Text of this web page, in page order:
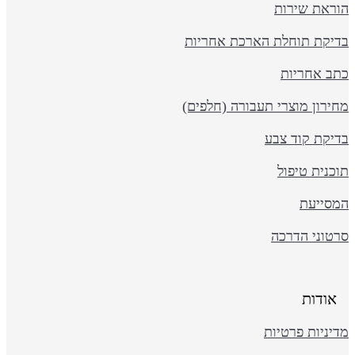
שירות
תוחלת הארכת אחריות
אחריות
מוצרי תעבורה (חלפים)
קוד צבע
טיפול
הדרכה
אודות
פרטיות